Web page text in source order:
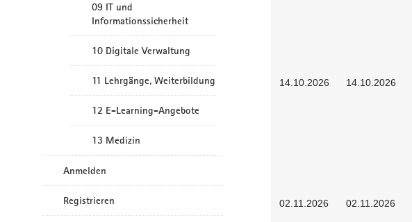
09 IT und
Informationssicherheit
10 Digitale Verwaltung
11 Lehrgänge, Weiterbildung
12 E-Learning-Angebote
13 Medizin
Anmelden
Registrieren
14.10.2026 14.10.2026
02.11.2026 02.11.2026